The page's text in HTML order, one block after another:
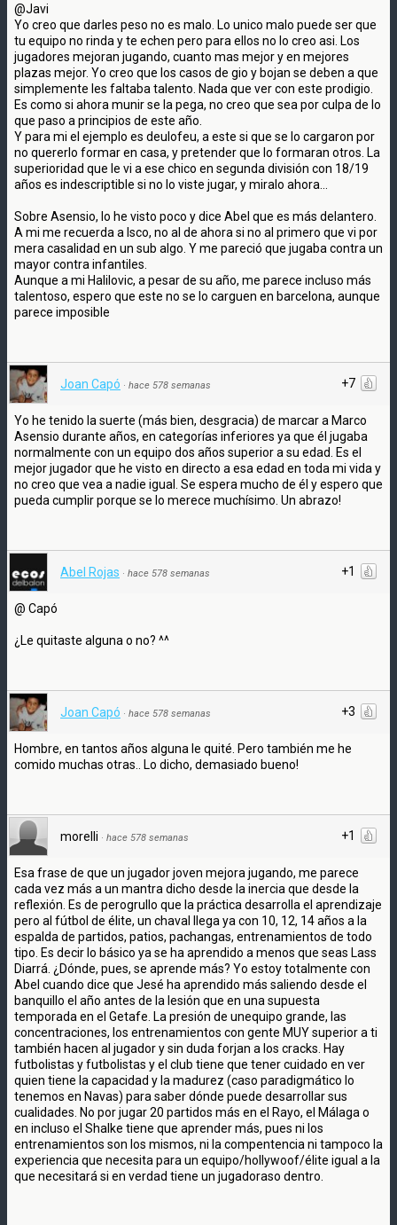
@Javi
Yo creo que darles peso no es malo. Lo unico malo puede ser que
tu equipo no rinda y te echen pero para ellos no lo creo asi. Los
jugadores mejoran jugando, cuanto mas mejor y en mejores
plazas mejor. Yo creo que los casos de gio y bojan se deben a que
simplemente les faltaba talento. Nada que ver con este prodigio.
Es como si ahora munir se la pega, no creo que sea por culpa de lo
que paso a principios de este año.
Y para mi el ejemplo es deulofeu, a este si que se lo cargaron por
no quererlo formar en casa, y pretender que lo formaran otros. La
superioridad que le vi a ese chico en segunda división con 18/19
años es indescriptible si no lo viste jugar, y miralo ahora...
Sobre Asensio, lo he visto poco y dice Abel que es más delantero.
A mi me recuerda a Isco, no al de ahora si no al primero que vi por
mera casalidad en un sub algo. Y me pareció que jugaba contra un
mayor contra infantiles.
Aunque a mi Halilovic, a pesar de su año, me parece incluso más
talentoso, espero que este no se lo carguen en barcelona, aunque
parece imposible
+7
Joan Capó · hace 578 semanas
Yo he tenido la suerte (más bien, desgracia) de marcar a Marco
Asensio durante años, en categorías inferiores ya que él jugaba
normalmente con un equipo dos años superior a su edad. Es el
mejor jugador que he visto en directo a esa edad en toda mi vida y
no creo que vea a nadie igual. Se espera mucho de él y espero que
pueda cumplir porque se lo merece muchísimo. Un abrazo!
+1
Abel Rojas · hace 578 semanas
@ Capó
¿Le quitaste alguna o no? ^^
+3
Joan Capó · hace 578 semanas
Hombre, en tantos años alguna le quité. Pero también me he
comido muchas otras.. Lo dicho, demasiado bueno!
+1
morelli · hace 578 semanas
Esa frase de que un jugador joven mejora jugando, me parece
cada vez más a un mantra dicho desde la inercia que desde la
reflexión. Es de perogrullo que la práctica desarrolla el aprendizaje
pero al fútbol de élite, un chaval llega ya con 10, 12, 14 años a la
espalda de partidos, patios, pachangas, entrenamientos de todo
tipo. Es decir lo básico ya se ha aprendido a menos que seas Lass
Diarrá. ¿Dónde, pues, se aprende más? Yo estoy totalmente con
Abel cuando dice que Jesé ha aprendido más saliendo desde el
banquillo el año antes de la lesión que en una supuesta
temporada en el Getafe. La presión de unequipo grande, las
concentraciones, los entrenamientos con gente MUY superior a ti
también hacen al jugador y sin duda forjan a los cracks. Hay
futbolistas y futbolistas y el club tiene que tener cuidado en ver
quien tiene la capacidad y la madurez (caso paradigmático lo
tenemos en Navas) para saber dónde puede desarrollar sus
cualidades. No por jugar 20 partidos más en el Rayo, el Málaga o
en incluso el Shalke tiene que aprender más, pues ni los
entrenamientos son los mismos, ni la compentencia ni tampoco la
experiencia que necesita para un equipo/hollywoof/élite igual a la
que necesitará si en verdad tiene un jugadoraso dentro.